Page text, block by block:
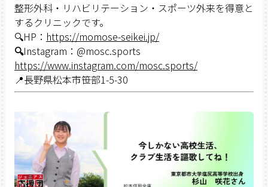
整形外科・リハビリテーション・スポーツ外来を得意と
するクリニックです。
🔍HP： https://momose-seikei.jp/
🔍Instagram：@mosc.sports
https://www.instagram.com/mosc.sports/
📍長野県松本市笹部1-5-30